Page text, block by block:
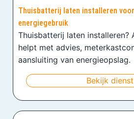
Thuisbatterij laten installeren
energiegebruik
Thuisbatterij laten installeren?
helpt met advies,
aansluiting van energieopslag.
Bekijk dienst